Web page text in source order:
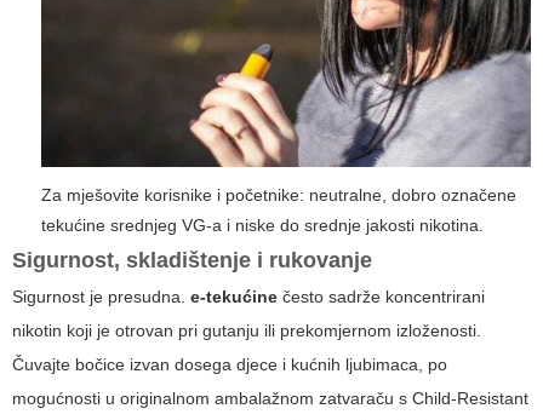
Za mješovite korisnike i početnike: neutralne, dobro označene
tekućine srednjeg VG-a i niske do srednje jakosti nikotina.
Sigurnost, skladištenje i rukovanje
Sigurnost je presudna. e-tekućine često sadrže koncentrirani
nikotin koji je otrovan pri gutanju ili prekomjernom izloženosti.
Čuvajte bočice izvan dosega djece i kućnih ljubimaca, po
mogućnosti u originalnom ambalažnom zatvaraču s Child-Resistant